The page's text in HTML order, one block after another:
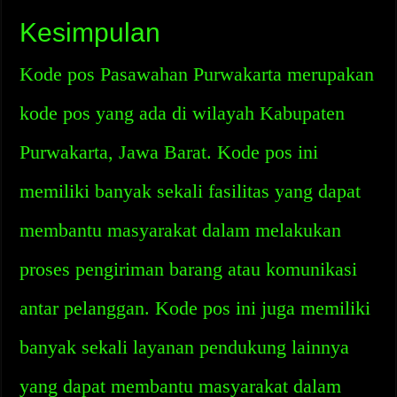
Kesimpulan
Kode pos Pasawahan Purwakarta merupakan
kode pos yang ada di wilayah Kabupaten
Purwakarta, Jawa Barat. Kode pos ini
memiliki banyak sekali fasilitas yang dapat
membantu masyarakat dalam melakukan
proses pengiriman barang atau komunikasi
antar pelanggan. Kode pos ini juga memiliki
banyak sekali layanan pendukung lainnya
yang dapat membantu masyarakat dalam